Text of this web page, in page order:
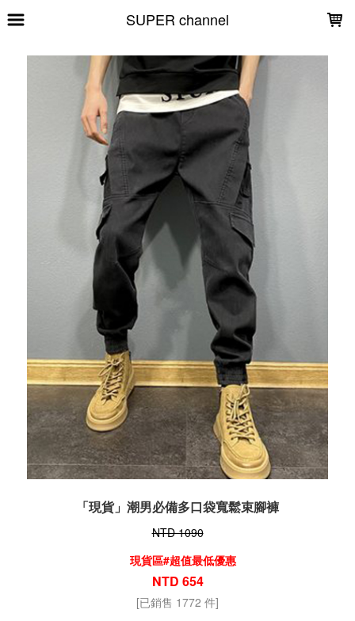
SUPER channel
「現貨」潮男必備多口袋寬鬆束腳褲
NTD 1090
現貨區#超值最低優惠
NTD 654
[已銷售 1772 件]